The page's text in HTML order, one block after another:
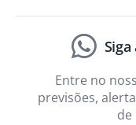
Entre no
previsões,
de